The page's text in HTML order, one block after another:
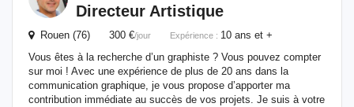
Directeur Artistique
Rouen (76) 300 €/jour Expérience : 10 ans et +
Vous êtes à la recherche d’un graphiste ? Vous pouvez compter
sur moi ! Avec une expérience de plus de 20 ans dans la
communication graphique, je vous propose d’apporter ma
contribution immédiate au succès de vos projets. Je suis à votre